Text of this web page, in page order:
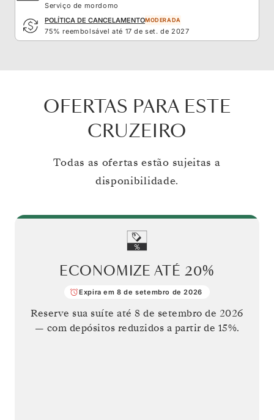
Serviço de mordomo
POLÍTICA DE CANCELAMENTOMODERADA
75% reembolsável até 17 de set. de 2027
OFERTAS PARA ESTE
CRUZEIRO
Todas as ofertas estão sujeitas a
disponibilidade.
ECONOMIZE ATÉ 20%
Expira em 8 de setembro de 2026
Reserve sua suíte até8 de setembro de 2026
— com depósitos reduzidos a partir de 15%.